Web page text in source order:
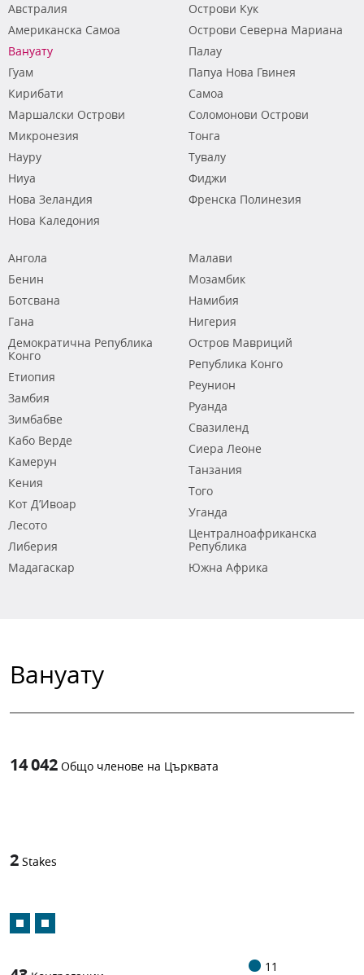
Австралия
Американска Самоа
Вануату
Гуам
Кирибати
Маршалски Острови
Микронезия
Науру
Ниуа
Нова Зеландия
Нова Каледония
Острови Кук
Острови Северна Мариана
Палау
Папуа Нова Гвинея
Самоа
Соломонови Острови
Тонга
Тувалу
Фиджи
Френска Полинезия
Ангола
Бенин
Ботсвана
Гана
Демократична Република
Конго
Етиопия
Замбия
Зимбабве
Кабо Верде
Камерун
Кения
Кот Д’Ивоар
Лесото
Либерия
Мадагаскар
Малави
Мозамбик
Намибия
Нигерия
Остров Мавриций
Република Конго
Реунион
Руанда
Свазиленд
Сиера Леоне
Танзания
Того
Уганда
Централноафриканска
Република
Южна Африка
Вануату
14 042 Общо членове на Църквата
2 Stakes
11